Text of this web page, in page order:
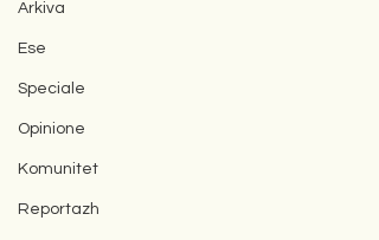
Arkiva
Ese
Speciale
Opinione
Komunitet
Reportazh